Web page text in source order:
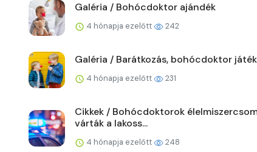
Galéria / Bohócdoktor ajándék
4 hónapja ezelőtt 242
Galéria / Barátkozás, bohócdoktor játék
4 hónapja ezelőtt 231
Cikkek / Bohócdoktorok
várták a lakoss...
4 hónapja ezelőtt 248